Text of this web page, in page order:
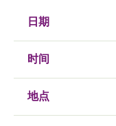
日期
时间
地点